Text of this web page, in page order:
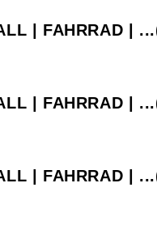
| FAHRRAD | ...
| FAHRRAD | ...
| FAHRRAD | ...